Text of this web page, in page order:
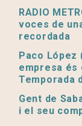
RADIO
voces de
recordada
Paco López
empresa és
Temporada
Gent de
i el seu